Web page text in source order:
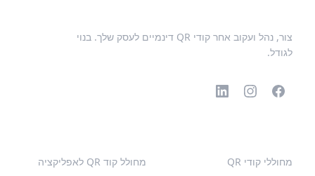
צור, נהל ועקוב אחר קודי QR דינמיים לעסק שלך. בנוי
לגודל.
מחוללי קודי QR
מחולל קוד QR לאפליקציה